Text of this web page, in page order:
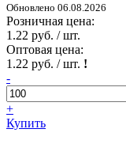
Обновлено 06.08.2026
Розничная цена:
1.22 руб. / шт.
Оптовая цена:
1.22 руб. / шт. !
-
+
Купить